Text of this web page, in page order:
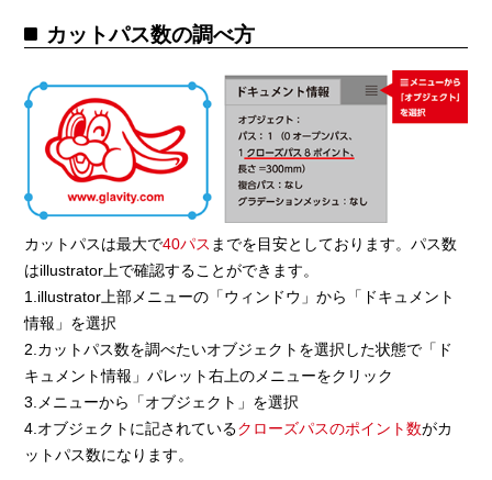
カットパス数の調べ方
カットパスは最大で40パス までを目安としております。パス数
はillustrator上で確認することができます。
1.illustrator上部メニューの「ウィンドウ」から「ドキュメント
情報」を選択
2.カットパス数を調べたいオブジェクトを選択した状態で「ド
キュメント情報」パレット右上のメニューをクリック
3.メニューから「オブジェクト」を選択
4.オブジェクトに記されているクローズパスのポイント数がカ
ットパス数になります。